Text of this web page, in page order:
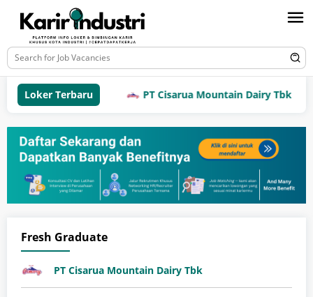
Loker Terbaru PT Cisarua Mountain Dairy Tbk
Fresh Graduate
PT Cisarua Mountain Dairy Tbk